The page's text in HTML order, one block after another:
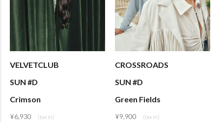
VELVETCLUB
SUN #D
Crimson
¥6,930
CROSSROADS
SUN #D
Green Fields
¥9,900